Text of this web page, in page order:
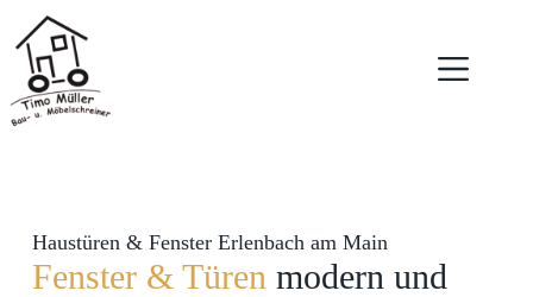
Haustüren & Fenster Erlenbach am Main
Fenster & Türen modern und